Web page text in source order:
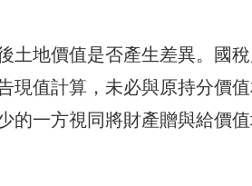
土地價值是否產生差異。國
現值計算，未必與原持分價
的一方視同將財產贈與給價